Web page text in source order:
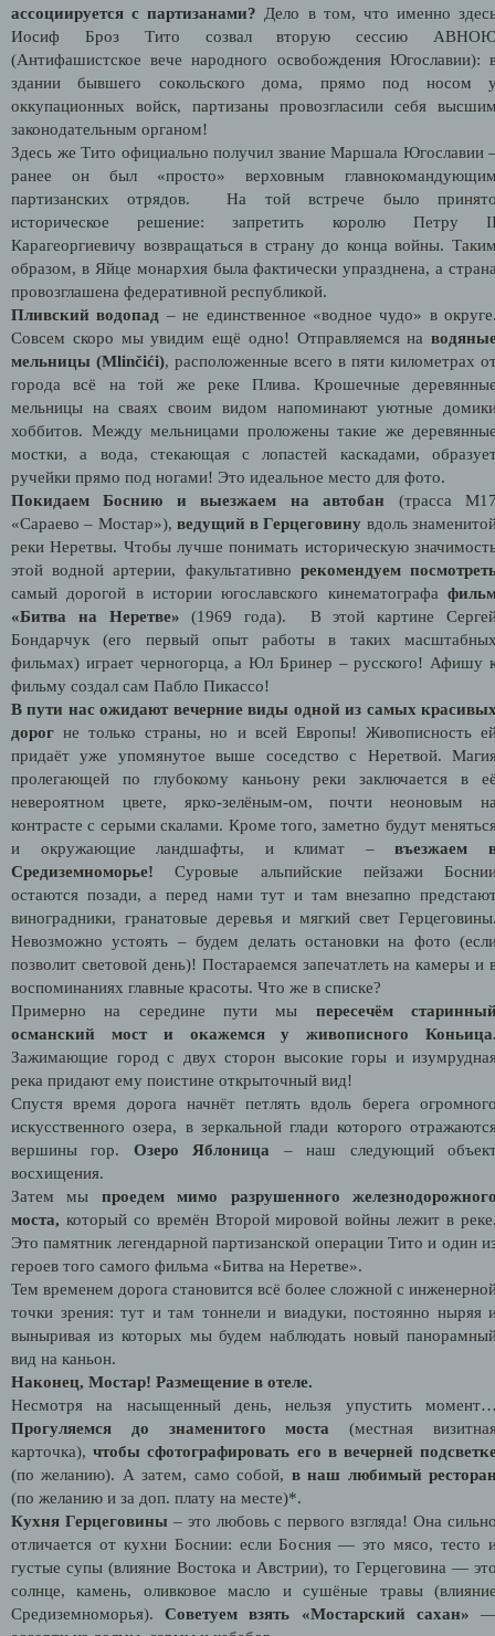
ассоциируется с партизанами? Дело в том, что именно
Иосиф Броз Тито созвал вторую сессию
(Антифашистское вече народного освобождения Югославии):
здании бывшего сокольского дома, прямо под носом
оккупационных войск, партизаны провозгласили себя
законодательным органом!
Здесь же Тито официально получил звание Маршала Югославии
ранее он был «просто» верховным
партизанских отрядов. На той встрече было
историческое решение: запретить королю Петру
Карагеоргиевичу возвращаться в страну до конца войны.
образом, в Яйце монархия была фактически упразднена, а
провозглашена федеративной республикой.
Пливский водопад – не единственное «водное чудо» в
Совсем скоро мы увидим ещё одно! Отправляемся на
мельницы (Mlinčići), расположенные всего в пяти километрах
города всё на той же реке Плива. Крошечные
мельницы на сваях своим видом напоминают уютные
хоббитов. Между мельницами проложены такие же
мостки, а вода, стекающая с лопастей каскадами,
ручейки прямо под ногами! Это идеальное место для фото.
Покидаем Боснию и выезжаем на автобан (трасса
«Сараево – Мостар»), ведущий в Герцеговину вдоль
реки Неретвы. Чтобы лучше понимать историческую
этой водной артерии, факультативно рекомендуем
самый дорогой в истории югославского кинематографа
«Битва на Неретве» (1969 года). В этой картине
Бондарчук (его первый опыт работы в таких
фильмах) играет черногорца, а Юл Бринер – русского! Афишу
фильму создал сам Пабло Пикассо!
В пути нас ожидают вечерние виды одной из самых
дорог не только страны, но и всей Европы! Живописность
придаёт уже упомянутое выше соседство с Неретвой.
пролегающей по глубокому каньону реки заключается в
невероятном цвете, ярко-зелёным-ом, почти неоновым
контрасте с серыми скалами. Кроме того, заметно будут
и окружающие ландшафты, и климат –въезжаем
Средиземноморье! Суровые альпийские пейзажи
остаются позади, а перед нами тут и там внезапно
виноградники, гранатовые деревья и мягкий свет
Невозможно устоять – будем делать остановки на фото
позволит световой день)! Постараемся запечатлеть на камеры и
воспоминаниях главные красоты. Что же в списке?
Примерно на середине пути мы пересечём
османский мост и окажемся у живописного
Зажимающие город с двух сторон высокие горы и
река придают ему поистине открыточный вид!
Спустя время дорога начнёт петлять вдоль берега
искусственного озера, в зеркальной глади которого
вершины гор. Озеро Яблоница – наш следующий
восхищения.
Затем мы проедем мимо разрушенного
моста, который со времён Второй мировой войны лежит в
Это памятник легендарной партизанской операции Тито и один
героев того самого фильма «Битва на Неретве».
Тем временем дорога становится всё более сложной с
точки зрения: тут и там тоннели и виадуки, постоянно ныряя
выныривая из которых мы будем наблюдать новый
вид на каньон.
Наконец, Мостар! Размещение в отеле.
Несмотря на насыщенный день, нельзя упустить
Прогуляемся до знаменитого моста(местная
карточка), чтобы сфотографировать его в вечерней
(по желанию). А затем, само собой, в наш любимый
(по желанию и за доп. плату на месте)*.
Кухня Герцеговины – это любовь с первого взгляда! Она
отличается от кухни Боснии: если Босния — это мясо, тесто
густые супы (влияние Востока и Австрии), то Герцеговина —
солнце, камень, оливковое масло и сушёные травы
Средиземноморья).Советуем взять «Мостарский сахан»